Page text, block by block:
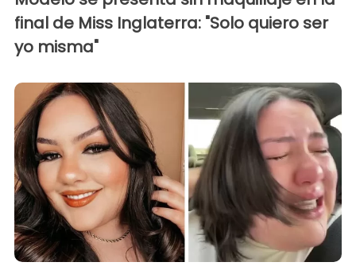
final de Miss Inglaterra: "Solo quiero ser
yo misma"